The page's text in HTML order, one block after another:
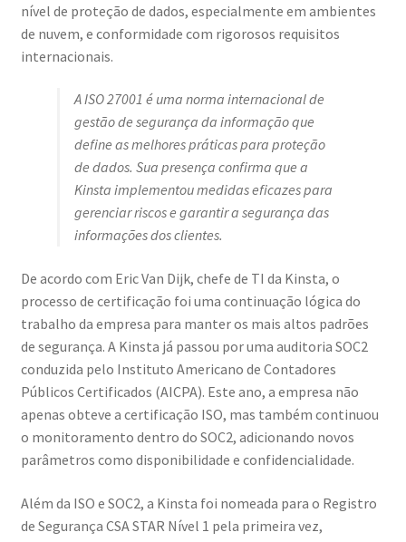
nível de proteção de dados, especialmente em ambientes
de nuvem, e conformidade com rigorosos requisitos
internacionais.
A ISO 27001 é uma norma internacional de
gestão de segurança da informação que
define as melhores práticas para proteção
de dados. Sua presença confirma que a
Kinsta implementou medidas eficazes para
gerenciar riscos e garantir a segurança das
informações dos clientes.
De acordo com Eric Van Dijk, chefe de TI da Kinsta, o
processo de certificação foi uma continuação lógica do
trabalho da empresa para manter os mais altos padrões
de segurança. A Kinsta já passou por uma auditoria SOC2
conduzida pelo Instituto Americano de Contadores
Públicos Certificados (AICPA). Este ano, a empresa não
apenas obteve a certificação ISO, mas também continuou
o monitoramento dentro do SOC2, adicionando novos
parâmetros como disponibilidade e confidencialidade.
Além da ISO e SOC2, a Kinsta foi nomeada para o Registro
de Segurança CSA STAR Nível 1 pela primeira vez,